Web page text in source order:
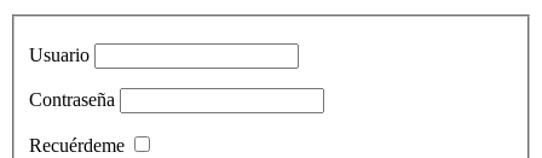
Usuario
Contraseña
Recuérdeme